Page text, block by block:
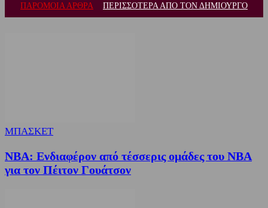
ΠΑΡΟΜΟΙΑ ΑΡΘΡΑ ΠΕΡΙΣΣΟΤΕΡΑ ΑΠΟ ΤΟΝ ΔΗΜΙΟΥΡΓΟ
ΜΠΑΣΚΕΤ
NBA: Ενδιαφέρον από τέσσερις ομάδες του NBA
για τον Πέιτον Γουάτσον